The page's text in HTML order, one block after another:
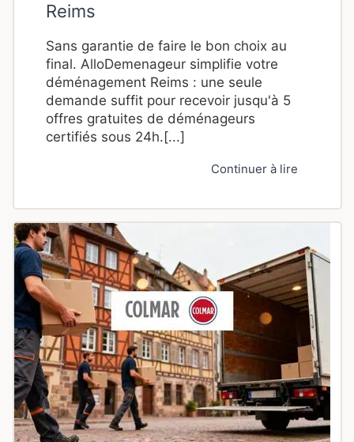
Reims
Sans garantie de faire le bon choix au
final. AlloDemenageur simplifie votre
déménagement Reims : une seule
demande suffit pour recevoir jusqu'à 5
offres gratuites de déménageurs
certifiés sous 24h.[...]
Continuer à lire